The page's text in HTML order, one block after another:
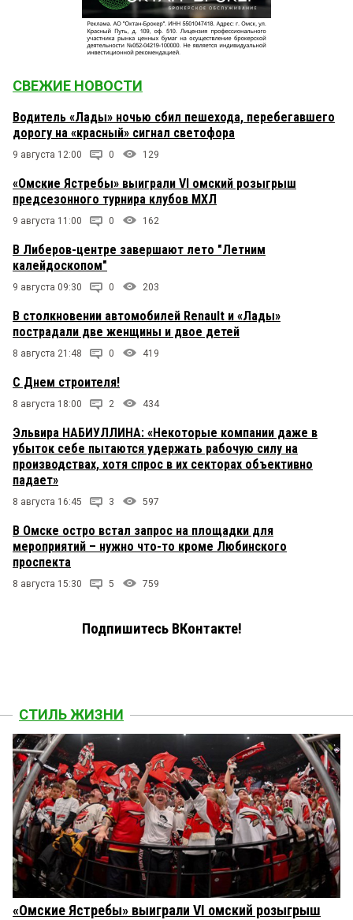
СВЕЖИЕ НОВОСТИ
Водитель «Лады» ночью сбил пешехода, перебегавшего
дорогу на «красный» сигнал светофора
9 августа 12:00 0 129
«Омские Ястребы» выиграли VI омский розыгрыш
предсезонного турнира клубов МХЛ
9 августа 11:00 0 162
В Либеров-центре завершают лето "Летним
калейдоскопом"
9 августа 09:30 0 203
В столкновении автомобилей Renault и «Лады»
пострадали две женщины и двое детей
8 августа 21:48 0 419
С Днем строителя!
8 августа 18:00 2 434
Эльвира НАБИУЛЛИНА: «Некоторые компании даже в
убыток себе пытаются удержать рабочую силу на
производствах, хотя спрос в их секторах объективно
падает»
8 августа 16:45 3 597
В Омске остро встал запрос на площадки для
мероприятий – нужно что-то кроме Любинского
проспекта
8 августа 15:30 5 759
Подпишитесь ВКонтакте!
СТИЛЬ ЖИЗНИ
«Омские Ястребы» выиграли VI омский розыгрыш